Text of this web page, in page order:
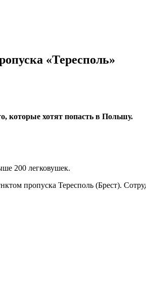
«Тересполь»
которые хотят попасть в Польшу.
200 легковушек.
пропуска Тересполь (Брест).